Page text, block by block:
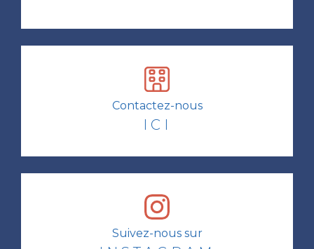
Contactez-nous
ICI
Suivez-nous sur